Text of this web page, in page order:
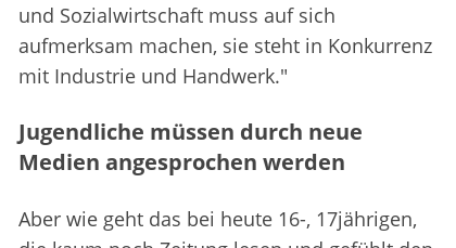
und Sozialwirtschaft muss auf sich
aufmerksam machen, sie steht in Konkurrenz
mit Industrie und Handwerk."
Jugendliche müssen durch neue
Medien angesprochen werden
Aber wie geht das bei heute 16-, 17jährigen,